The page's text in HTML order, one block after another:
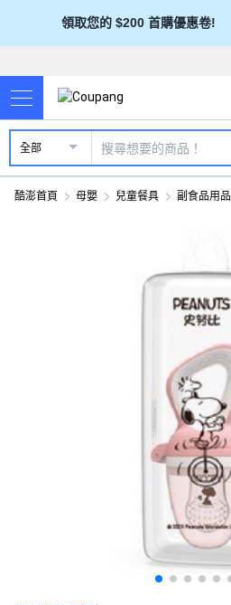
領取您的 $200 首購優惠卷!
全部
酷澎首頁 母嬰 兒童餐具 副食品用品